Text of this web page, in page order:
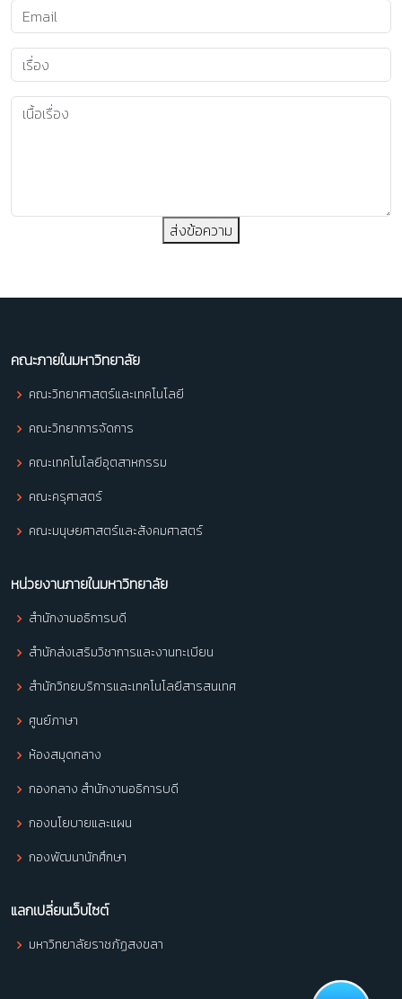
ส่งข้อความ
คณะภายในมหาวิทยาลัย
คณะวิทยาศาสตร์และเทคโนโลยี
คณะวิทยาการจัดการ
คณะเทคโนโลยีอุตสาหกรรม
คณะครุศาสตร์
คณะมนุษยศาสตร์และสังคมศาสตร์
หน่วยงานภายในมหาวิทยาลัย
สำนักงานอธิการบดี
สำนักส่งเสริมวิชาการและงานทะเบียน
สำนักวิทยบริการและเทคโนโลยีสารสนเทศ
ศูนย์ภาษา
ห้องสมุดกลาง
กองกลาง สำนักงานอธิการบดี
กองนโยบายและแผน
กองพัฒนานักศึกษา
แลกเปลี่ยนเว็บไซต์
มหาวิทยาลัยราชภัฏสงขลา